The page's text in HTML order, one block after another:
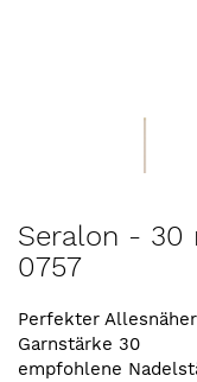
Anfang
der
springen
Seralon - 30
0757
Perfekter
Garnstärke 30
empfohlene